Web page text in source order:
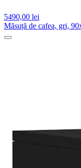
5490,00 lei
Măsuță de cafea, gri,